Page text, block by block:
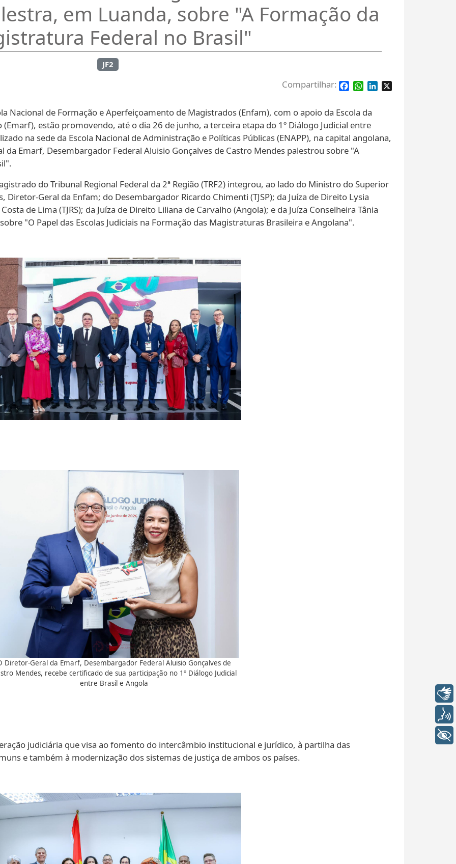
em Luanda, sobre "A Formação da
Federal no Brasil"
JF2
Facebook
WhatsApp
LinkedIn
Nacional de Formação e Aperfeiçoamento de Magistrados (Enfam), com o apoio da Escola da
(Emarf), estão promovendo, até o dia 26 de junho, a terceira etapa do 1º Diálogo Judicial entre
na sede da Escola Nacional de Administração e Políticas Públicas (ENAPP), na capital angolana,
Emarf, Desembargador Federal Aluisio Gonçalves de Castro Mendes palestrou sobre "A
do Tribunal Regional Federal da 2ª Região (TRF2) integrou, ao lado do Ministro do Superior
Diretor-Geral da Enfam; do Desembargador Ricardo Chimenti (TJSP); da Juíza de Direito Lysia
de Lima (TJRS); da Juíza de Direito Liliana de Carvalho (Angola); e da Juíza Conselheira Tânia
"O Papel das Escolas Judiciais na Formação das Magistraturas Brasileira e Angolana".
Diretor-Geral da Emarf, Desembargador Federal Aluisio Gonçalves de
Mendes, recebe certificado de sua participação no 1º Diálogo Judicial
entre Brasil e Angola
judiciária que visa ao fomento do intercâmbio institucional e jurídico, à partilha das
e também à modernização dos sistemas de justiça de ambos os países.